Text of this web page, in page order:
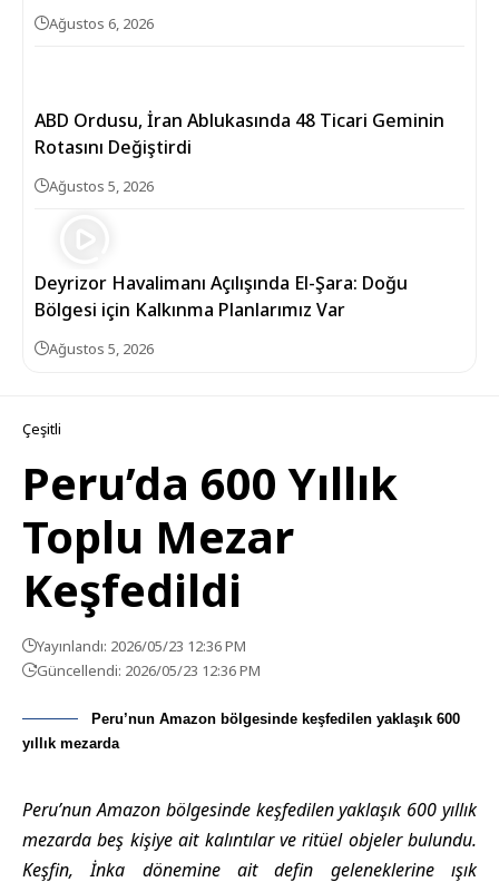
Ağustos 6, 2026
ABD Ordusu, İran Ablukasında 48 Ticari Geminin
Rotasını Değiştirdi
Ağustos 5, 2026
Deyrizor Havalimanı Açılışında El-Şara: Doğu
Bölgesi için Kalkınma Planlarımız Var
Ağustos 5, 2026
Çeşitli
Peru’da 600 Yıllık
Toplu Mezar
Keşfedildi
Yayınlandı: 2026/05/23 12:36 PM
Güncellendi: 2026/05/23 12:36 PM
Peru’nun Amazon bölgesinde keşfedilen yaklaşık 600
yıllık mezarda
Peru’nun Amazon bölgesinde keşfedilen yaklaşık 600 yıllık
mezarda beş kişiye ait kalıntılar ve ritüel objeler bulundu.
Keşfin, İnka dönemine ait defin geleneklerine ışık